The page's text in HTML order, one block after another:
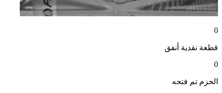
0
قطعة نقدية أنفق
0
الحزم تم فتحه